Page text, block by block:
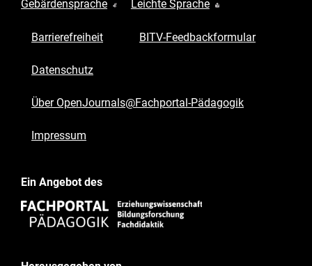
Gebärdensprache Leichte Sprache
Barrierefreiheit BITV-Feedbackformular
Datenschutz
Über OpenJournals@Fachportal-Pädagogik
Impressum
Ein Angebot des